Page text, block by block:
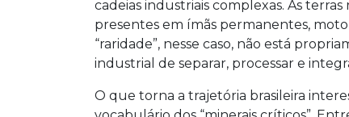
cadeias industriais complexas. As
presentes em ímãs permanentes,
“raridade”, nesse caso, não está
industrial de separar, processar e
O que torna a trajetória brasileira